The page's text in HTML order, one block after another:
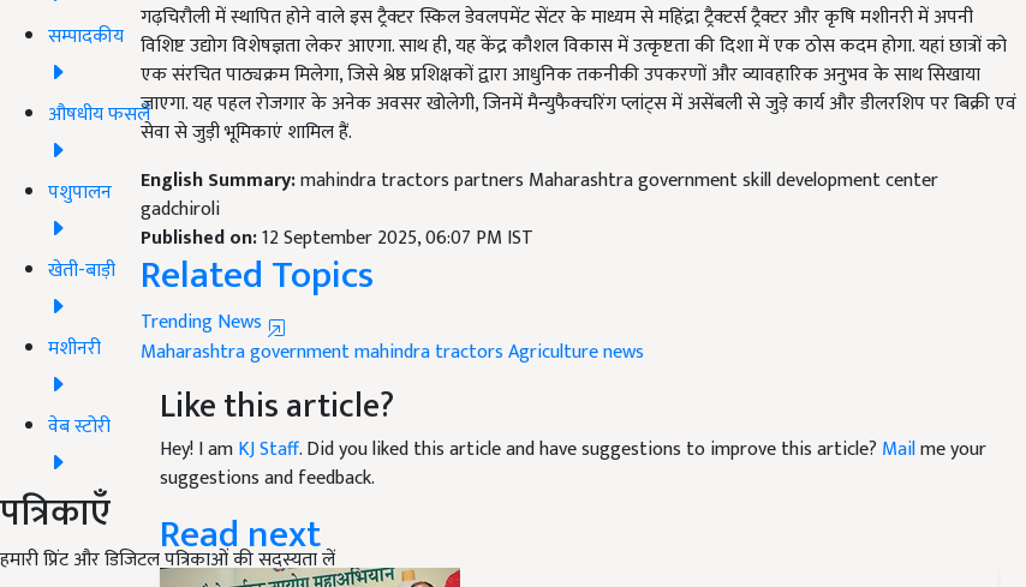
सम्पादकीय
औषधीय फसलें
पशुपालन
खेती-बाड़ी
मशीनरी
वेब स्टोरी
पत्रिकाएँ
हमारी प्रिंट और डिजिटल पत्रिकाओं की सदस्यता लें
गढ़चिरौली में स्थापित होने वाले इस ट्रैक्टर स्किल डेवलपमेंट सेंटर के माध्यम से महिंद्रा ट्रैक्टर्स ट्रैक्टर और कृषि मशीनरी में अपनी
विशिष्ट उद्योग विशेषज्ञता लेकर आएगा. साथ ही, यह केंद्र कौशल विकास में उत्कृष्टता की दिशा में एक ठोस कदम होगा. यहां छात्रों को
एक संरचित पाठ्यक्रम मिलेगा, जिसे श्रेष्ठ प्रशिक्षकों द्वारा आधुनिक तकनीकी उपकरणों और व्यावहारिक अनुभव के साथ सिखाया
जाएगा. यह पहल रोजगार के अनेक अवसर खोलेगी, जिनमें मैन्युफैक्चरिंग प्लांट्स में असेंबली से जुड़े कार्य और डीलरशिप पर बिक्री एवं
सेवा से जुड़ी भूमिकाएं शामिल हैं.
English Summary:mahindra tractors partners Maharashtra government skill development center
gadchiroli
Published on:12 September 2025, 06:07 PM IST
Related Topics
Trending News
Maharashtra governmentmahindra tractorsAgriculture news
Like this article?
Hey! I amKJ Staff. Did you liked this article and have suggestions to improve this article? Mailme your
suggestions and feedback.
Read next